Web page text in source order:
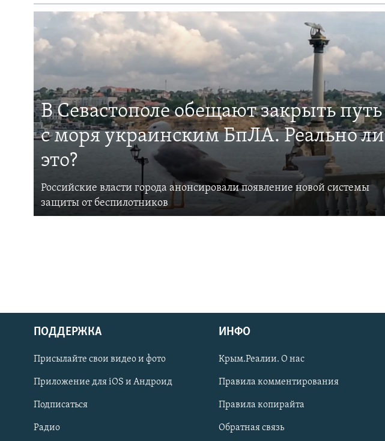
Українською
Qırımtatar
ПРИСОЕДИНЯЙТЕСЬ!
В Севастополе обещают закрыть путь
с моря украинским БпЛА. Реально ли
это?
Российские власти города анонсировали появление новой системы
защиты от беспилотников
ПОДДЕРЖКА
Присылайте свои видео и фото
Приложение для iOS и Андроид
Подписаться
Радио
ИНФО
Крым.Реалии. О нас
Правила комментирования
Правила копирайта
Обратная связь